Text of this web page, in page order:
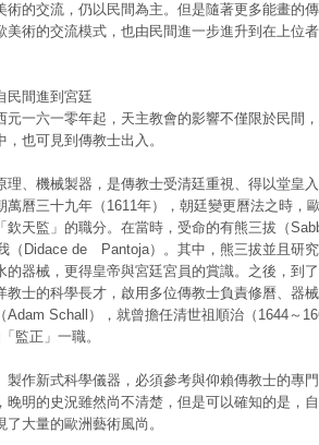
術的交流，仍以民間為主。但是隨著更多能畫的傳
美術的交流模式，也由民間進一步進升到在上位者
間進到宮廷
一六一零年起，天主教會的影響不僅限於民間，
也可見到傳教士出入。
、機械製器，是傳教士受清廷重視、得以堂皇入
萬曆三十九年（1611年），朝廷變更曆法之時，
欽天監」的職分。在當時，受命的有熊三拔（
（Didace de Pantoja）。其中，熊三拔並且研究
的器械，更得皇帝與宮廷宮員的賞識。之後，到了
教士的科學長才，啟用多位傳教士負責修曆、器械
Adam Schall），就曾擔任清世祖順治（1644～
監正」一職。
作新式科學儀器，必須參考與仰賴傳教士的專門
晚明的史況雖然尚不清楚，但是可以確知的是，自
大量的歐洲藝術風尚。